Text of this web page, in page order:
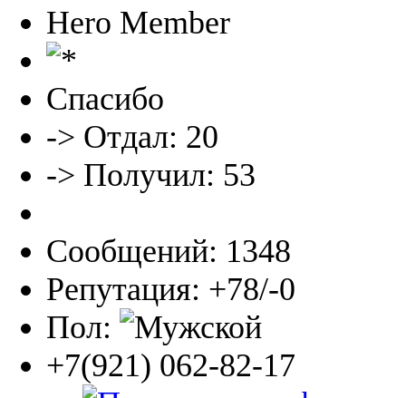
Hero Member
Спасибо
-> Отдал: 20
-> Получил: 53
Сообщений: 1348
Репутация: +78/-0
Пол:
+7(921) 062-82-17